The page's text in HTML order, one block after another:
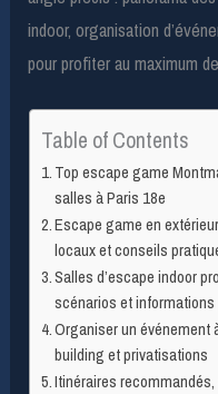
indoor, organisation
pour profiter au maximum
Table of Contents
Top escape game
salles à Paris 18e
Escape game en
locaux et conseils
Salles d’escape indoor
scénarios et
Organiser un événement
building et privatisations
Itinéraires